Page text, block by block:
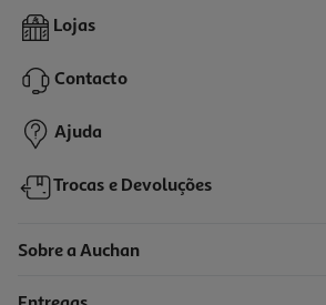
Champô Mind The Trash Sólido Cabelos
9,49 €
Lojas
Contacto
Ajuda
Trocas e Devoluções
Sobre a Auchan